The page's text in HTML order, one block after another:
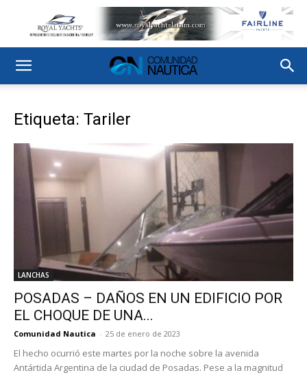
Etiqueta: Tariler
LANCHAS
POSADAS – DAÑOS EN UN EDIFICIO POR
EL CHOQUE DE UNA...
Comunidad Nautica - 25 de enero de 2023
El hecho ocurrió este martes por la noche sobre la avenida
Antártida Argentina de la ciudad de Posadas. Pese a la magnitud